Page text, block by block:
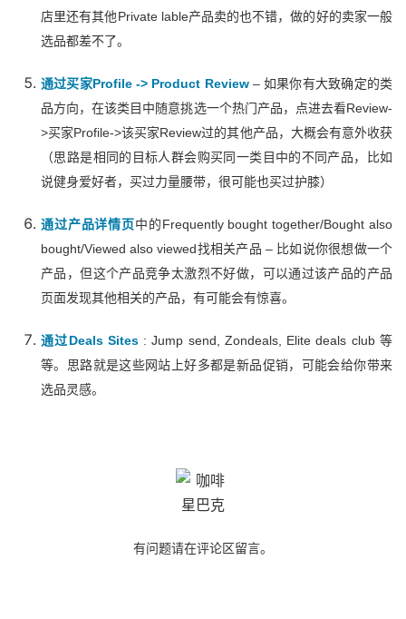
店里还有其他Private lable产品卖的也不错，做的好的卖家一般
选品都差不了。
通过买家Profile -> Product Review– 如果你有大致确定的类
品方向，在该类目中随意挑选一个热门产品，点进去看Review-
>买家Profile->该买家Review过的其他产品，大概会有意外收获
（思路是相同的目标人群会购买同一类目中的不同产品，比如
说健身爱好者，买过力量腰带，很可能也买过护膝）
通过产品详情页中的Frequently bought together/Bought also
bought/Viewed also viewed找相关产品 – 比如说你很想做一个
产品，但这个产品竞争太激烈不好做，可以通过该产品的产品
页面发现其他相关的产品，有可能会有惊喜。
通过Deals Sites: Jump send, Zondeals, Elite deals club 等
等。思路就是这些网站上好多都是新品促销，可能会给你带来
选品灵感。
有问题请在评论区留言。